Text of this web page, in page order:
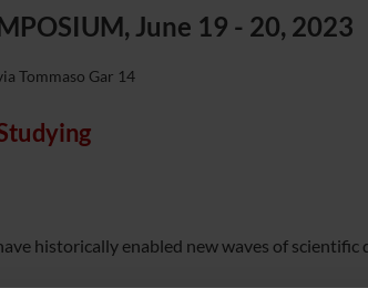
June 19 - 20, 2023
Tommaso Gar 14
historically enabled new waves of scientific